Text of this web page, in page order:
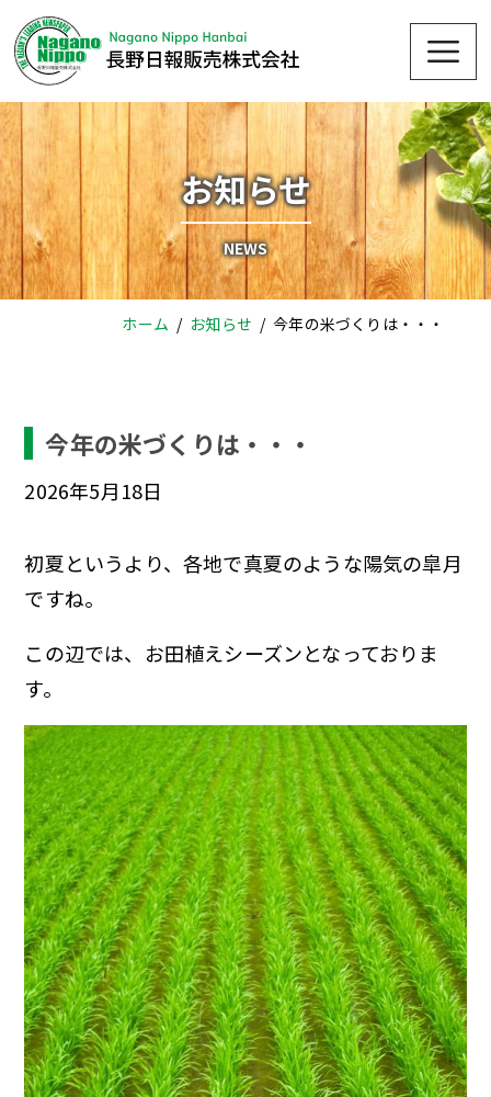
Skip
to
content
お知らせ
NEWS
ホーム お知らせ 今年の米づくりは・・・
今年の米づくりは・・・
2026年5月18日
初夏というより、各地で真夏のような陽気の皐月
ですね。
この辺では、お田植えシーズンとなっておりま
す。